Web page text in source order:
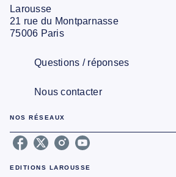
Larousse
21 rue du Montparnasse
75006 Paris
Questions / réponses
Nous contacter
NOS RÉSEAUX
EDITIONS LAROUSSE